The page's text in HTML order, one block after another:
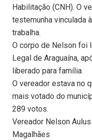
Habilitação (CNH). O
testemunha vinculada
trabalha.
O corpo de Nelson foi
Legal de Araguaína,
liberado para família.
O vereador estava no
mais votado do
289 votos.
Vereador Nelson
Magalhães